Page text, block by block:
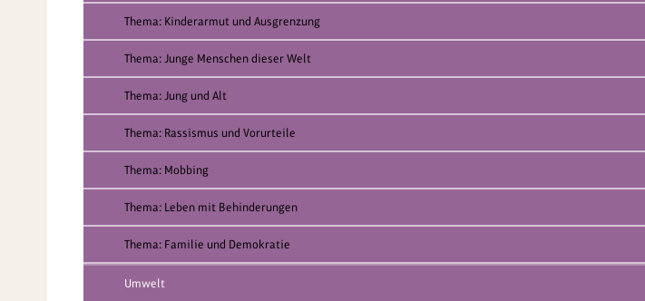
Thema: Kinderarmut und Ausgrenzung
Thema: Junge Menschen dieser Welt
Thema: Jung und Alt
Thema: Rassismus und Vorurteile
Thema: Mobbing
Thema: Leben mit Behinderungen
Thema: Familie und Demokratie
Umwelt